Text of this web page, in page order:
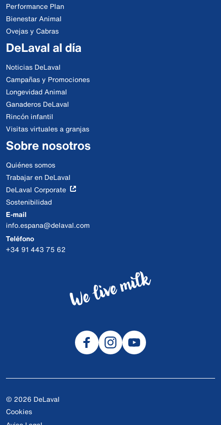
Performance Plan
Bienestar Animal
Ovejas y Cabras
DeLaval al día
Noticias DeLaval
Campañas y Promociones
Longevidad Animal
Ganaderos DeLaval
Rincón infantil
Visitas virtuales a granjas
Sobre nosotros
Quiénes somos
Trabajar en DeLaval
DeLaval Corporate
Sostenibilidad
E-mail
info.espana@delaval.com
Teléfono
+34 91 443 75 62
© 2026 DeLaval
Cookies